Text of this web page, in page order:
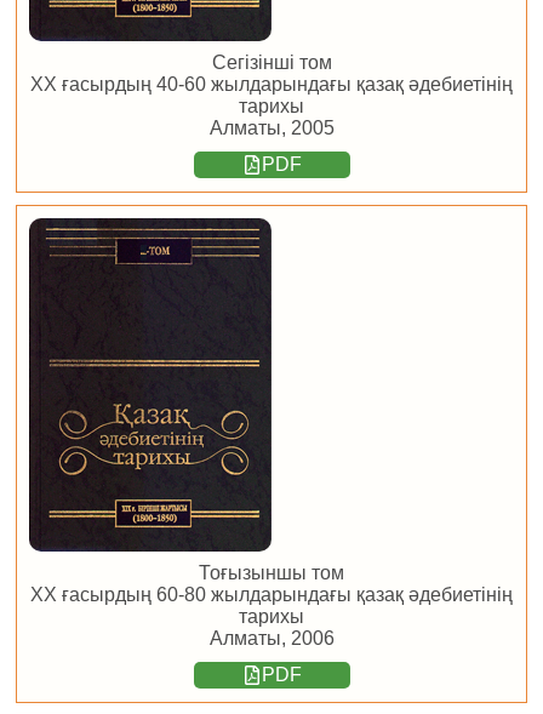
Сегізінші том
ХХ ғасырдың 40-60 жылдарындағы қазақ әдебиетінің
тарихы
Алматы, 2005
PDF
Тоғызыншы том
ХХ ғасырдың 60-80 жылдарындағы қазақ әдебиетінің
тарихы
Алматы, 2006
PDF